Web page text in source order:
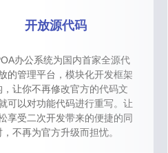
开放源代码
办公系统为国内首家全源代
的管理平台，模块化开发框架
，让你不再修改官方的代码文
可以对功能代码进行重写。让
享受二次开发带来的便捷的同
，不再为官方升级而担忧。